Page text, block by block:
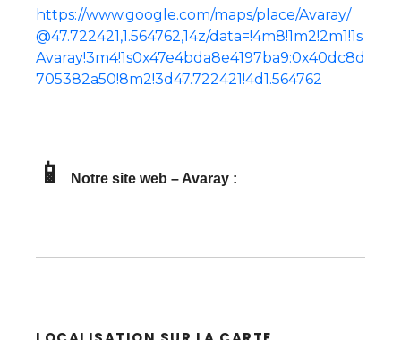
https://www.google.com/maps/place/Avaray/
@47.722421,1.564762,14z/data=!4m8!1m2!2m1!1s
Avaray!3m4!1s0x47e4bda8e4197ba9:0x40dc8d
705382a50!8m2!3d47.722421!4d1.564762
📱 Notre site web – Avaray :